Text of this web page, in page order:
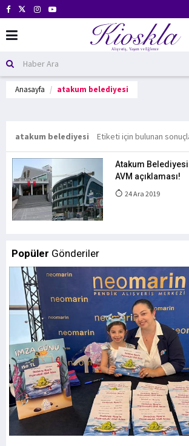
Anasayfa atakum belediyesi
atakum belediyesi Etiketi için bulunan
Atakum
AVM açıklaması!
24 Ara 2019
Popüler Gönderiler